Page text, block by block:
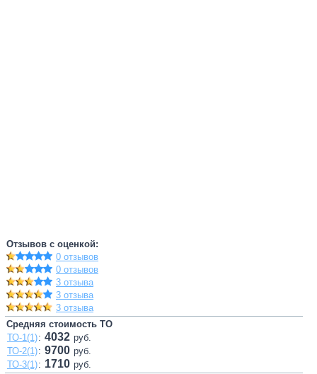
Отзывов с оценкой:
0 отзывов
0 отзывов
3 отзыва
3 отзыва
3 отзыва
Средняя стоимость ТО
ТО-1(1): 4032 руб.
ТО-2(1): 9700 руб.
ТО-3(1): 1710 руб.